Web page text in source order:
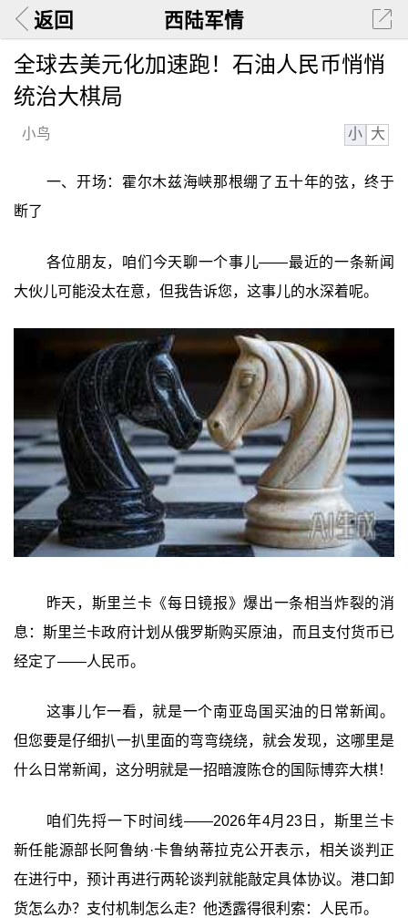
返回 西陆军情
全球去美元化加速跑！石油人民币悄悄
统治大棋局
小鸟 小 大
一、开场：霍尔木兹海峡那根绷了五十年的弦，终于
断了
各位朋友，咱们今天聊一个事儿——最近的一条新闻
大伙儿可能没太在意，但我告诉您，这事儿的水深着呢。
昨天，斯里兰卡《每日镜报》爆出一条相当炸裂的消
息：斯里兰卡政府计划从俄罗斯购买原油，而且支付货币已
经定了——人民币。
这事儿乍一看，就是一个南亚岛国买油的日常新闻。
但您要是仔细扒一扒里面的弯弯绕绕，就会发现，这哪里是
什么日常新闻，这分明就是一招暗渡陈仓的国际博弈大棋！
咱们先捋一下时间线——2026年4月23日，斯里兰卡
新任能源部长阿鲁纳·卡鲁纳蒂拉克公开表示，相关谈判正
在进行中，预计再进行两轮谈判就能敲定具体协议。港口卸
货怎么办？支付机制怎么走？他透露得很利索：人民币。